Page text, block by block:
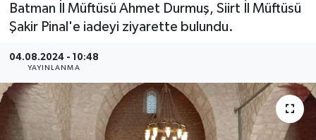
Batman İl Müftüsü Ahmet Durmuş, Siirt İl Müftüsü
Şakir Pinal'e iadeyi ziyarette bulundu.
04.08.2024 - 10:48
YAYINLANMA
KÜLTÜR-SANAT
SAĞLIK-YAŞAM
Son Dakika Haberleri
Haber Arşivi